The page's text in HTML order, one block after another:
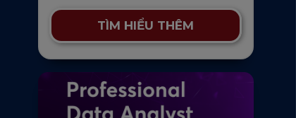
TÌM HIỂU THÊM